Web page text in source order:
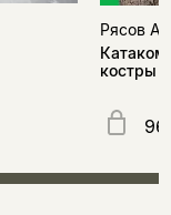
Рясов
костры